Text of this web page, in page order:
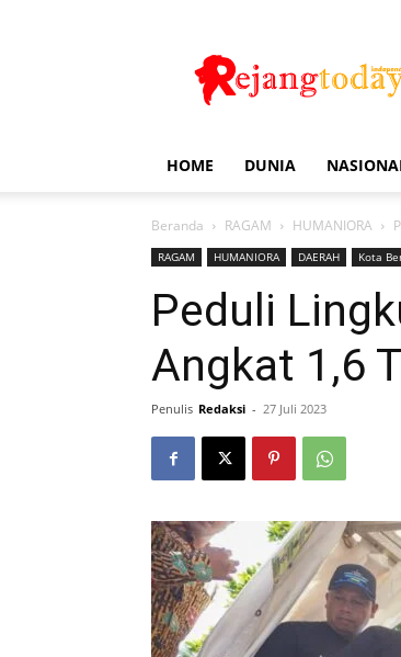
Today
HOME DUNIA
Beranda RAGAM HUMANIORA
RAGAM HUMANIORA DAERAH Kota
Peduli
Angkat 1,6
Penulis Redaksi - 27 Juli 2023